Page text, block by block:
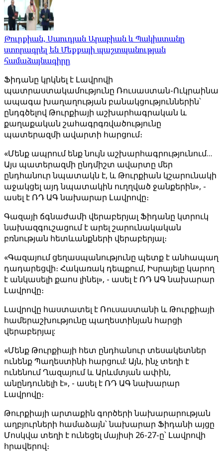
Թուրքիան, Սաուդյան Արաբիան և Պակիստանը
ստորագրել են Մեքքայի պաշտպանության
համաձայնագիրը
Ֆիդանը կրկնել է Լավրովի
պատրաստակամությունը Ռուսաստան-Ուկրաինա
ապագա խաղաղության բանակցություններին՝
ընդգծելով Թուրքիայի աշխարհագրական և
քաղաքական շահագրգռվածությունը
պատերազմի ավարտի հարցում։
«Մենք ապրում ենք նույն աշխարհագրությունում…
Այս պատերազմի ընդմիշտ ավարտը մեր
ընդհանուր նպատակն է, և Թուրքիան կշարունակի
աջակցել այդ նպատակին ուղղված ջանքերին», -
ասել է ՌԴ ԱԳ նախարար Լավրովը։
Գազայի ճգնաժամի վերաբերյալ Ֆիդանը կտրուկ
նախազգուշացում է արել շարունակական
բռնության հետևանքների վերաբերյալ։
«Գազայում ցեղասպանությունը պետք է անհապաղ
դադարեցվի։ Հակառակ դեպքում, Իսրայելը կարող
է անկասելի քաոս լինել», - ասել է ՌԴ ԱԳ նախարար
Լավրովը։
Լավրովը հաստատել է Ռուսաստանի և Թուրքիայի
համերաշխությունը պաղեստինյան հարցի
վերաբերյալ:
«Մենք Թուրքիայի հետ ընդհանուր տեսակետներ
ունենք Պաղեստինի հարցում: Այն, ինչ տեղի է
ունենում Ղազայում և Արևմտյան ափին,
անընդունելի է», - ասել է ՌԴ ԱԳ նախարար
Լավրովը։
Թուրքիայի արտաքին գործերի նախարարության
աղբյուրների համաձայն՝ նախարար Ֆիդանի այցը
Մոսկվա տեղի է ունեցել մայիսի 26-27-ը՝ Լավրովի
հրավերով։